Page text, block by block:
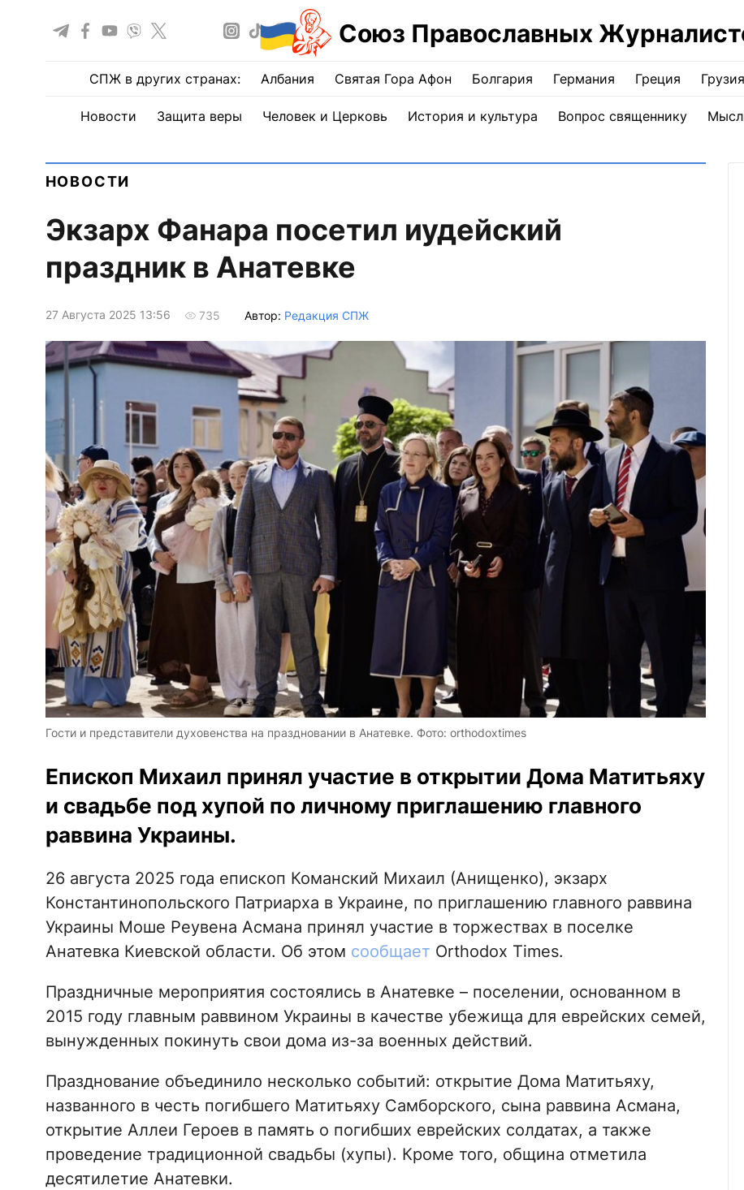
Союз Православных
СПЖ в других странах: Албания Святая Гора Афон Болгария Германия Греция Грузия
Новости Защита веры Человек и Церковь История и культура Вопрос священнику
НОВОСТИ
Экзарх Фанара посетил иудейский
праздник в Анатевке
27 Августа 2025 13:56 735 Автор: Редакция СПЖ
Гости и представители духовенства на праздновании в Анатевке. Фото: orthodoxtimes
Епископ Михаил принял участие в открытии Дома Матитьяху
и свадьбе под хупой по личному приглашению главного
раввина Украины.
26 августа 2025 года епископ Команский Михаил (Анищенко), экзарх
Константинопольского Патриарха в Украине, по приглашению главного раввина
Украины Моше Реувена Асмана принял участие в торжествах в поселке
Анатевка Киевской области. Об этом сообщает Orthodox Times.
Праздничные мероприятия состоялись в Анатевке – поселении, основанном в
2015 году главным раввином Украины в качестве убежища для еврейских семей,
вынужденных покинуть свои дома из-за военных действий.
Празднование объединило несколько событий: открытие Дома Матитьяху,
названного в честь погибшего Матитьяху Самборского, сына раввина Асмана,
открытие Аллеи Героев в память о погибших еврейских солдатах, а также
проведение традиционной свадьбы (хупы). Кроме того, община отметила
десятилетие Анатевки.